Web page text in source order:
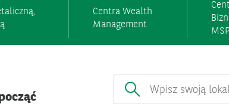
Centra Wealth
Management
MSP
Podaj
lokalizację: